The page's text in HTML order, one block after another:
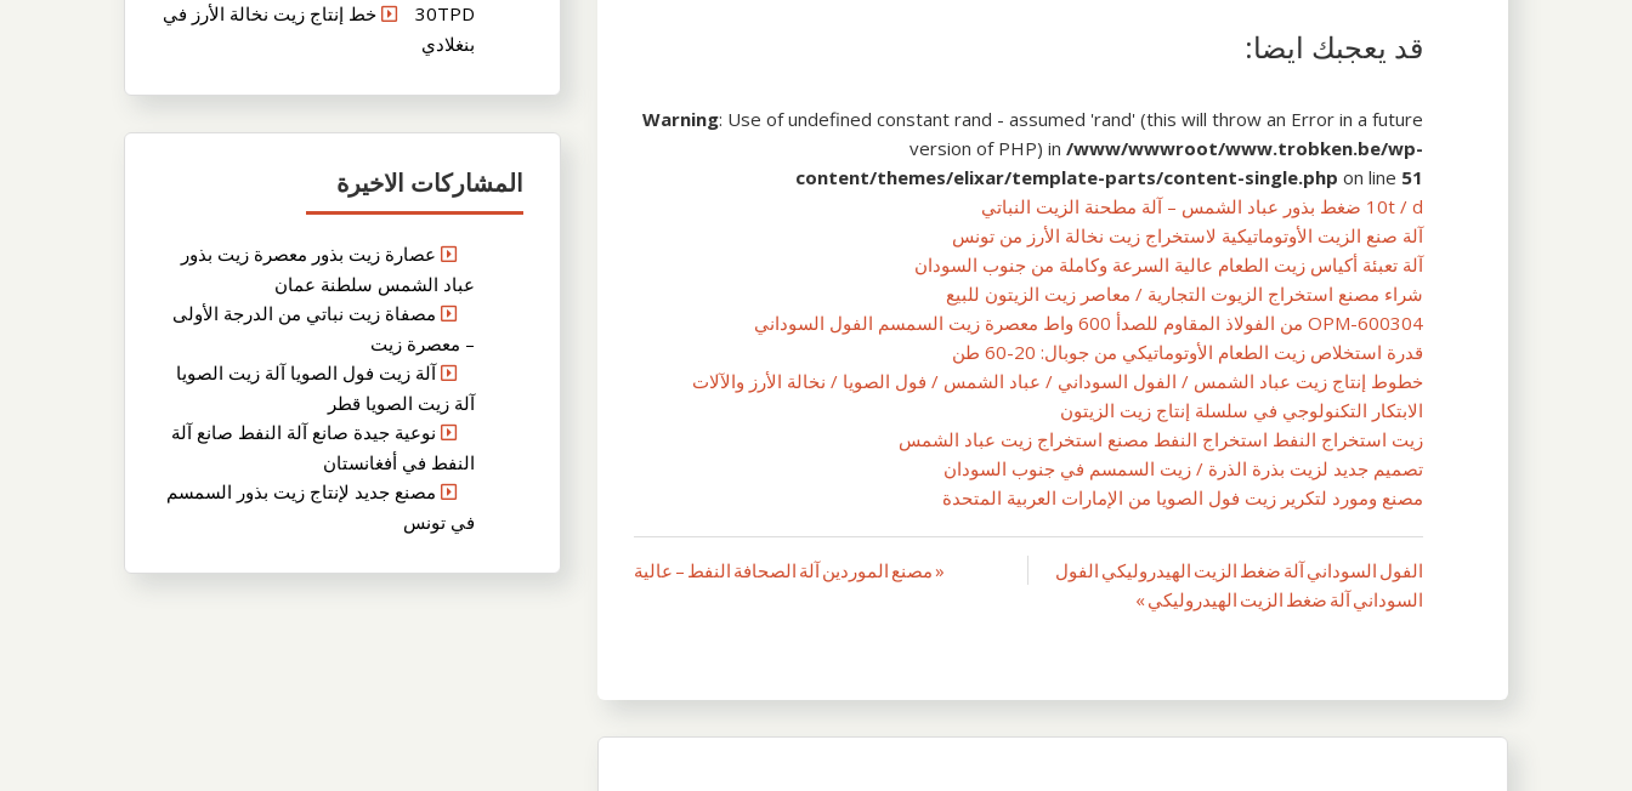
30TPD خط إنتاج زيت نخالة الأرز في
بنغلادي
المشاركات الاخيرة
عصارة زيت بذور معصرة زيت بذور
عباد الشمس سلطنة عمان
مصفاة زيت نباتي من الدرجة الأولى
– معصرة زيت
آلة زيت فول الصويا آلة زيت الصويا
آلة زيت الصويا قطر
نوعية جيدة صانع آلة النفط صانع آلة
النفط في أفغانستان
مصنع جديد لإنتاج زيت بذور السمسم
في تونس
قد يعجبك ايضا:
Warning: Use of undefined constant rand - assumed 'rand' (this will throw an Error in a future
version of PHP) in /www/wwwroot/www.trobken.be/wp-
content/themes/elixar/template-parts/content-single.php on line 51
10t / d ضغط بذور عباد الشمس – آلة مطحنة الزيت النباتي
آلة صنع الزيت الأوتوماتيكية لاستخراج زيت نخالة الأرز من تونس
آلة تعبئة أكياس زيت الطعام عالية السرعة وكاملة من جنوب السودان
شراء مصنع استخراج الزيوت التجارية / معاصر زيت الزيتون للبيع
OPM-600304 من الفولاذ المقاوم للصدأ 600 واط معصرة زيت السمسم الفول السوداني
قدرة استخلاص زيت الطعام الأوتوماتيكي من جوبال: 20-60 طن
خطوط إنتاج زيت عباد الشمس / الفول السوداني / عباد الشمس / فول الصويا / نخالة الأرز والآلات
الابتكار التكنولوجي في سلسلة إنتاج زيت الزيتون
زيت استخراج النفط استخراج النفط مصنع استخراج زيت عباد الشمس
تصميم جديد لزيت بذرة الذرة / زيت السمسم في جنوب السودان
مصنع ومورد لتكرير زيت فول الصويا من الإمارات العربية المتحدة
تصفّح
« مصنع الموردين آلة الصحافة النفط – عالية
الفول السوداني آلة ضغط الزيت الهيدروليكي الفول
السوداني آلة ضغط الزيت الهيدروليكي »